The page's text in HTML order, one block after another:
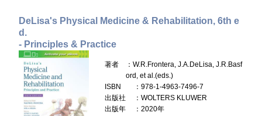
DeLisa's Physical Medicine & Rehabilitation, 6th e
d.
- Principles & Practice
著者
：W.R.Frontera, J.A.DeLisa, J.R.Basf
ord, et al.(eds.)
ISBN
：978-1-4963-7496-7
出版社
：WOLTERS KLUWER
出版年
：2020年